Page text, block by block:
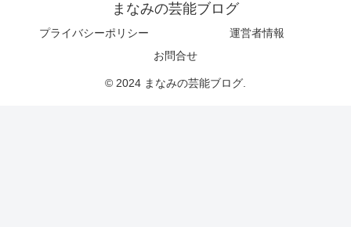
まなみの芸能ブログ
プライバシーポリシー
運営者情報
お問合せ
© 2024 まなみの芸能ブログ.